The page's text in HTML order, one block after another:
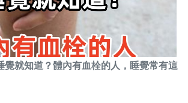
覺就知道？體內有血栓的人，睡覺常有這